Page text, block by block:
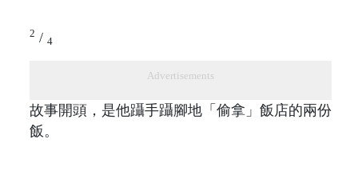
2 / 4
Advertisements
故事開頭，是他躡手躡腳地「偷拿」飯店的兩份
飯。